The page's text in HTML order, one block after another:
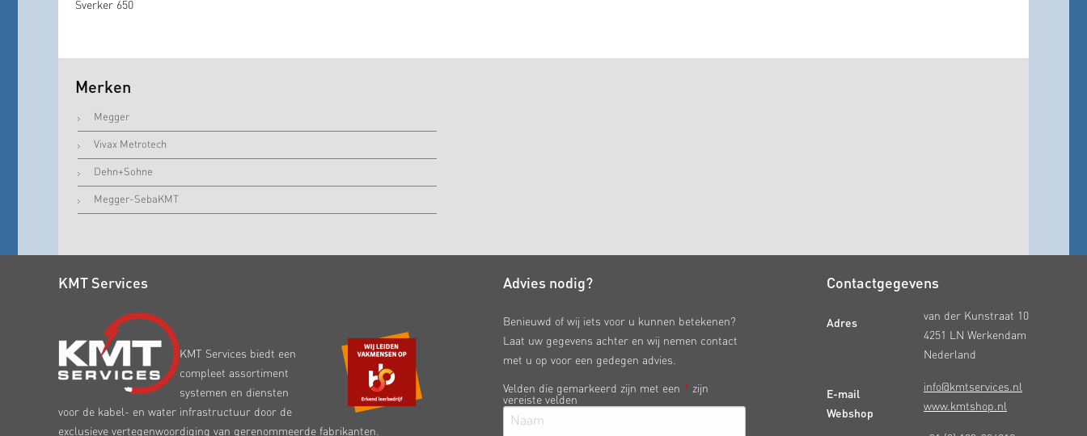
Sverker 650
Merken
Megger
Vivax Metrotech
Dehn+Sohne
Megger-SebaKMT
KMT Services
KMT Services biedt een
compleet assortiment
systemen en diensten
voor de kabel- en water infrastructuur door de
exclusieve vertegenwoordiging van gerenommeerde fabrikanten.
Advies nodig?
Benieuwd of wij iets voor u kunnen betekenen?
Laat uw gegevens achter en wij nemen contact
met u op voor een gedegen advies.
Velden die gemarkeerd zijn met een * zijn
vereiste velden
Contactgegevens
Adres
E-mail
Webshop
van der Kunstraat 10
4251 LN Werkendam
Nederland
info@kmtservices.nl
www.kmtshop.nl